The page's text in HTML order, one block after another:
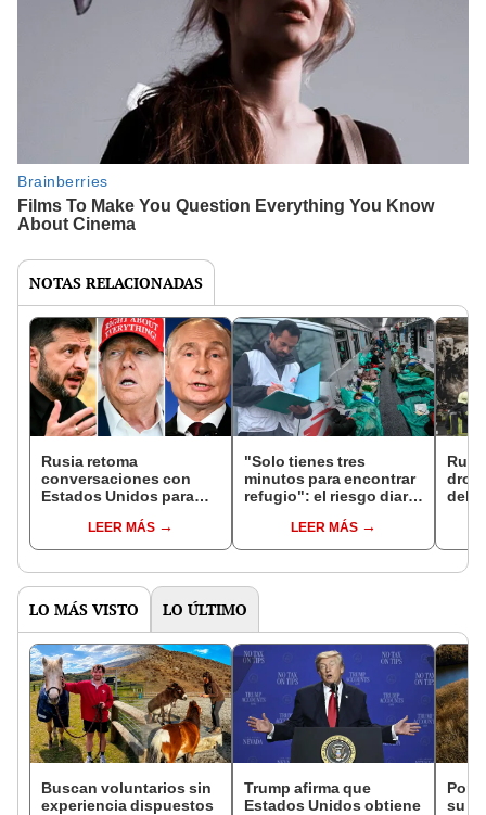
NOTAS RELACIONADAS
Rusia retoma
conversaciones con
Estados Unidos para
paz con Ucrania
LEER MÁS
"Solo tienes tres
minutos para encontrar
refugio": el riesgo diario
guerra entre Rusia y
Ucrania
LEER MÁS
del
LO MÁS VISTO LO ÚLTIMO
Buscan voluntarios sin
experiencia dispuestos
Trump afirma que
Estados Unidos obtiene
Por
su